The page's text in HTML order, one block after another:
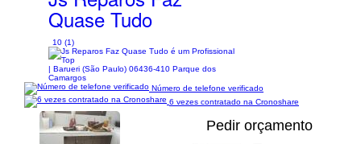
Quase Tudo
10 (1)
| Barueri (São Paulo) 06436-410 Parque dos
Camargos
Número de telefone verificado
6 vezes contratado na Cronoshare
Pedir orçamento